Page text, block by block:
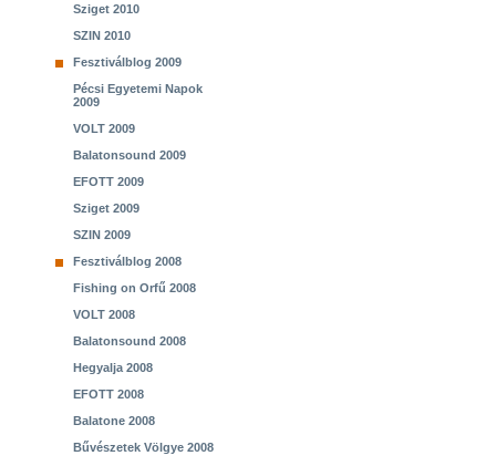
Sziget 2010
SZIN 2010
Fesztiválblog 2009
Pécsi Egyetemi Napok
2009
VOLT 2009
Balatonsound 2009
EFOTT 2009
Sziget 2009
SZIN 2009
Fesztiválblog 2008
Fishing on Orfű 2008
VOLT 2008
Balatonsound 2008
Hegyalja 2008
EFOTT 2008
Balatone 2008
Bűvészetek Völgye 2008